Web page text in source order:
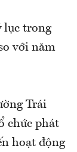
lục trong
với năm
Trái
chức phát
hoạt động